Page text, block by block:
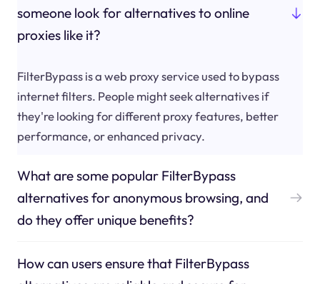
someone look for alternatives to online
proxies like it?
FilterBypass is a web proxy service used to bypass
internet filters. People might seek alternatives if
they're looking for different proxy features, better
performance, or enhanced privacy.
What are some popular FilterBypass
alternatives for anonymous browsing, and
do they offer unique benefits?
How can users ensure that FilterBypass